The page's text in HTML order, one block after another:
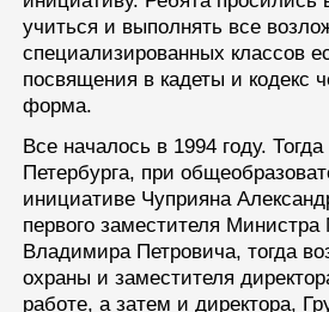
учиться и выполнять все
специализированных классов
посвящения в кадеты и кодекс
форма.
Все началось в 1994 году.
Петербурга, при
инициативе Чуприяна
первого заместителя
Владимира Петровича, тогда
охраны и заместителя
работе, а затем и директора,